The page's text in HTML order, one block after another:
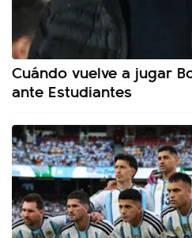
Cuándo vuelve a jugar
ante Estudiantes